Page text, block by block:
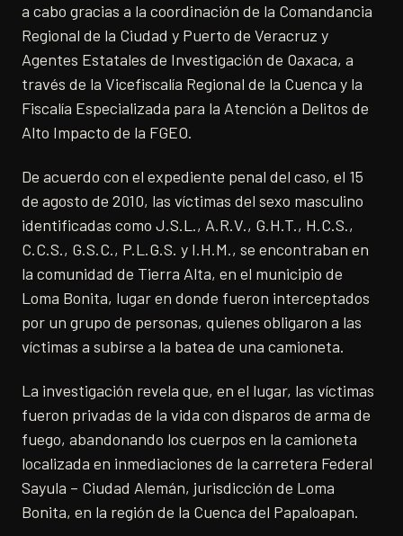
a cabo gracias a la coordinación de la Comandancia
Regional de la Ciudad y Puerto de Veracruz y
Agentes Estatales de Investigación de Oaxaca, a
través de la Vicefiscalía Regional de la Cuenca y la
Fiscalía Especializada para la Atención a Delitos de
Alto Impacto de la FGEO.
De acuerdo con el expediente penal del caso, el 15
de agosto de 2010, las víctimas del sexo masculino
identificadas como J.S.L., A.R.V., G.H.T., H.C.S.,
C.C.S., G.S.C., P.L.G.S. y I.H.M., se encontraban en
la comunidad de Tierra Alta, en el municipio de
Loma Bonita, lugar en donde fueron interceptados
por un grupo de personas, quienes obligaron a las
víctimas a subirse a la batea de una camioneta.
La investigación revela que, en el lugar, las víctimas
fueron privadas de la vida con disparos de arma de
fuego, abandonando los cuerpos en la camioneta
localizada en inmediaciones de la carretera Federal
Sayula – Ciudad Alemán, jurisdicción de Loma
Bonita, en la región de la Cuenca del Papaloapan.